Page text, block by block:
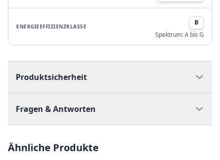
ENERGIEEFFIZIENZKLASSE
B
Spektrum:A bis G
Produktsicherheit
Fragen & Antworten
Ähnliche Produkte